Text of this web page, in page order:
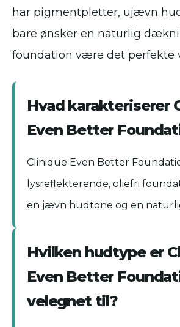
har pigmentpletter, ujævn
bare ønsker en naturlig
foundation være det perfekte
Hvad karakteriserer
Even Better
Clinique Even Better
lysreflekterende, oliefri
en jævn hudtone og en
Hvilken hudtype er
Even Better
velegnet til?